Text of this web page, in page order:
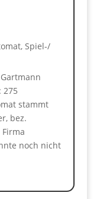
, Spiel-/
275
stammt
bez.
noch nicht